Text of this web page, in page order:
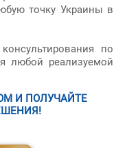
точку Украины в
по
любой реализуемой
И ПОЛУЧАЙТЕ